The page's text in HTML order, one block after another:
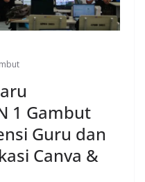
1 Gambut
Guru dan
Canva &